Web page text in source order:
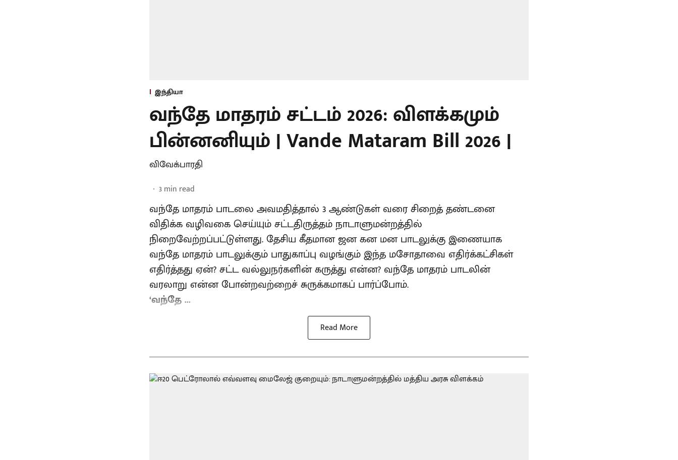
இந்தியா
வந்தே மாதரம் சட்டம் 2026: விளக்கமும்
பின்னனியும் | Vande Mataram Bill 2026 |
விவேக்பாரதி
3min read
வந்தே மாதரம் பாடலை அவமதித்தால் 3 ஆண்டுகள் வரை சிறைத் தண்டனை
விதிக்க வழிவகை செய்யும் சட்டதிருத்தம் நாடாளுமன்றத்தில்
நிறைவேற்றப்பட்டுள்ளது. தேசிய கீதமான ஜன கன மன பாடலுக்கு இணையாக
வந்தே மாதரம் பாடலுக்கும் பாதுகாப்பு வழங்கும் இந்த மசோதாவை எதிர்க்கட்சிகள்
எதிர்த்தது ஏன்? சட்ட வல்லுநர்களின் கருத்து என்ன? வந்தே மாதரம் பாடலின்
வரலாறு என்ன போன்றவற்றைச் சுருக்கமாகப் பார்ப்போம்.
‘வந்தே ...
Read More